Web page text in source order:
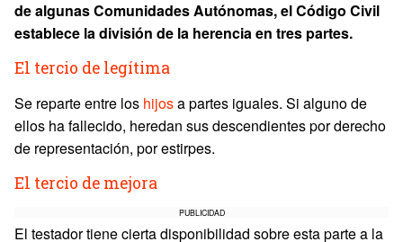
de algunas Comunidades Autónomas, el Código Civil
establece la división de la herencia en tres partes.
El tercio de legítima
Se reparte entre los hijosa partes iguales. Si alguno de
ellos ha fallecido, heredan sus descendientes por derecho
de representación, por estirpes.
El tercio de mejora
PUBLICIDAD
El testador tiene cierta disponibilidad sobre esta parte a la